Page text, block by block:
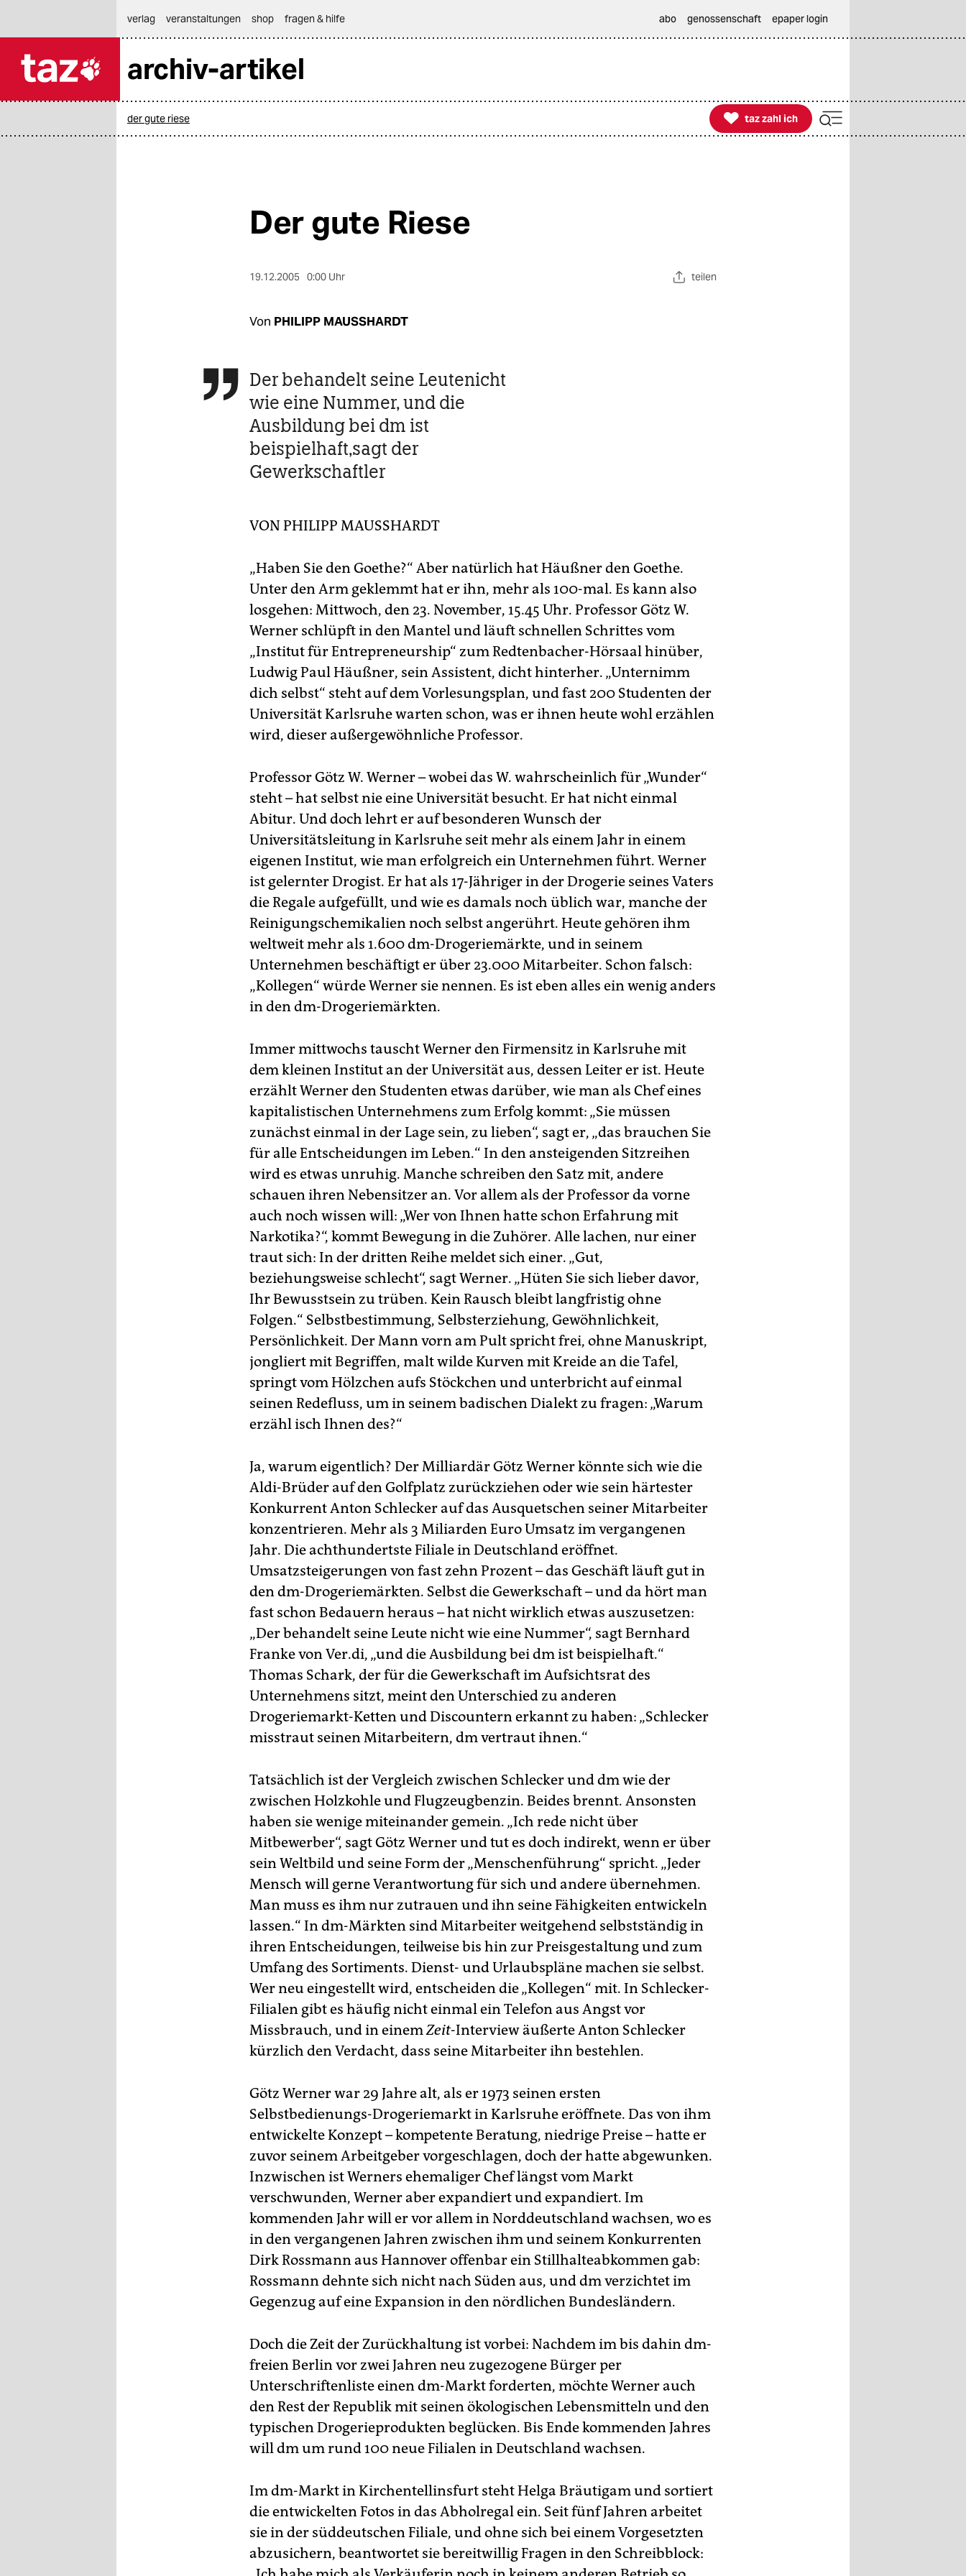
themen
verlag
veranstaltungen shop fragen & hilfe abo genossenschaft epaper login
archiv-artikel
der gute riese 
taz zahl ich
taz zahl ich
Der gute Riese
19.12.2005 0:00 Uhr teilen
Von PHILIPP MAUSSHARDT
 Der behandelt seine Leutenicht
wie eine Nummer, und die
Ausbildung bei dm ist
beispielhaft,sagt der
Gewerkschaftler
VON PHILIPP MAUSSHARDT
„Haben Sie den Goethe?“ Aber natürlich hat Häußner den Goethe.
Unter den Arm geklemmt hat er ihn, mehr als 100-mal. Es kann also
losgehen: Mittwoch, den 23. November, 15.45 Uhr. Professor Götz W.
Werner schlüpft in den Mantel und läuft schnellen Schrittes vom
„Institut für Entrepreneurship“ zum Redtenbacher-Hörsaal hinüber,
Ludwig Paul Häußner, sein Assistent, dicht hinterher. „Unternimm
dich selbst“ steht auf dem Vorlesungsplan, und fast 200 Studenten der
Universität Karlsruhe warten schon, was er ihnen heute wohl erzählen
wird, dieser außergewöhnliche Professor.
Professor Götz W. Werner – wobei das W. wahrscheinlich für „Wunder“
steht – hat selbst nie eine Universität besucht. Er hat nicht einmal
Abitur. Und doch lehrt er auf besonderen Wunsch der
Universitätsleitung in Karlsruhe seit mehr als einem Jahr in einem
eigenen Institut, wie man erfolgreich ein Unternehmen führt. Werner
ist gelernter Drogist. Er hat als 17-Jähriger in der Drogerie seines Vaters
die Regale aufgefüllt, und wie es damals noch üblich war, manche der
Reinigungschemikalien noch selbst angerührt. Heute gehören ihm
weltweit mehr als 1.600 dm-Drogeriemärkte, und in seinem
Unternehmen beschäftigt er über 23.000 Mitarbeiter. Schon falsch:
„Kollegen“ würde Werner sie nennen. Es ist eben alles ein wenig anders
in den dm-Drogeriemärkten.
Immer mittwochs tauscht Werner den Firmensitz in Karlsruhe mit
dem kleinen Institut an der Universität aus, dessen Leiter er ist. Heute
erzählt Werner den Studenten etwas darüber, wie man als Chef eines
kapitalistischen Unternehmens zum Erfolg kommt: „Sie müssen
zunächst einmal in der Lage sein, zu lieben“, sagt er, „das brauchen Sie
für alle Entscheidungen im Leben.“ In den ansteigenden Sitzreihen
wird es etwas unruhig. Manche schreiben den Satz mit, andere
schauen ihren Nebensitzer an. Vor allem als der Professor da vorne
auch noch wissen will: „Wer von Ihnen hatte schon Erfahrung mit
Narkotika?“, kommt Bewegung in die Zuhörer. Alle lachen, nur einer
traut sich: In der dritten Reihe meldet sich einer. „Gut,
beziehungsweise schlecht“, sagt Werner. „Hüten Sie sich lieber davor,
Ihr Bewusstsein zu trüben. Kein Rausch bleibt langfristig ohne
Folgen.“ Selbstbestimmung, Selbsterziehung, Gewöhnlichkeit,
Persönlichkeit. Der Mann vorn am Pult spricht frei, ohne Manuskript,
jongliert mit Begriffen, malt wilde Kurven mit Kreide an die Tafel,
springt vom Hölzchen aufs Stöckchen und unterbricht auf einmal
seinen Redefluss, um in seinem badischen Dialekt zu fragen: „Warum
erzähl isch Ihnen des?“
Ja, warum eigentlich? Der Milliardär Götz Werner könnte sich wie die
Aldi-Brüder auf den Golfplatz zurückziehen oder wie sein härtester
Konkurrent Anton Schlecker auf das Ausquetschen seiner Mitarbeiter
konzentrieren. Mehr als 3 Miliarden Euro Umsatz im vergangenen
Jahr. Die achthundertste Filiale in Deutschland eröffnet.
Umsatzsteigerungen von fast zehn Prozent – das Geschäft läuft gut in
den dm-Drogeriemärkten. Selbst die Gewerkschaft – und da hört man
fast schon Bedauern heraus – hat nicht wirklich etwas auszusetzen:
„Der behandelt seine Leute nicht wie eine Nummer“, sagt Bernhard
Franke von Ver.di, „und die Ausbildung bei dm ist beispielhaft.“
Thomas Schark, der für die Gewerkschaft im Aufsichtsrat des
Unternehmens sitzt, meint den Unterschied zu anderen
Drogeriemarkt-Ketten und Discountern erkannt zu haben: „Schlecker
misstraut seinen Mitarbeitern, dm vertraut ihnen.“
Tatsächlich ist der Vergleich zwischen Schlecker und dm wie der
zwischen Holzkohle und Flugzeugbenzin. Beides brennt. Ansonsten
haben sie wenige miteinander gemein. „Ich rede nicht über
Mitbewerber“, sagt Götz Werner und tut es doch indirekt, wenn er über
sein Weltbild und seine Form der „Menschenführung“ spricht. „Jeder
Mensch will gerne Verantwortung für sich und andere übernehmen.
Man muss es ihm nur zutrauen und ihn seine Fähigkeiten entwickeln
lassen.“ In dm-Märkten sind Mitarbeiter weitgehend selbstständig in
ihren Entscheidungen, teilweise bis hin zur Preisgestaltung und zum
Umfang des Sortiments. Dienst- und Urlaubspläne machen sie selbst.
Wer neu eingestellt wird, entscheiden die „Kollegen“ mit. In Schlecker-
Filialen gibt es häufig nicht einmal ein Telefon aus Angst vor
Missbrauch, und in einemZeit-Interview äußerte Anton Schlecker
kürzlich den Verdacht, dass seine Mitarbeiter ihn bestehlen.
Götz Werner war 29 Jahre alt, als er 1973 seinen ersten
Selbstbedienungs-Drogeriemarkt in Karlsruhe eröffnete. Das von ihm
entwickelte Konzept – kompetente Beratung, niedrige Preise – hatte er
zuvor seinem Arbeitgeber vorgeschlagen, doch der hatte abgewunken.
Inzwischen ist Werners ehemaliger Chef längst vom Markt
verschwunden, Werner aber expandiert und expandiert. Im
kommenden Jahr will er vor allem in Norddeutschland wachsen, wo es
in den vergangenen Jahren zwischen ihm und seinem Konkurrenten
Dirk Rossmann aus Hannover offenbar ein Stillhalteabkommen gab:
Rossmann dehnte sich nicht nach Süden aus, und dm verzichtet im
Gegenzug auf eine Expansion in den nördlichen Bundesländern.
Doch die Zeit der Zurückhaltung ist vorbei: Nachdem im bis dahin dm-
freien Berlin vor zwei Jahren neu zugezogene Bürger per
Unterschriftenliste einen dm-Markt forderten, möchte Werner auch
den Rest der Republik mit seinen ökologischen Lebensmitteln und den
typischen Drogerieprodukten beglücken. Bis Ende kommenden Jahres
will dm um rund 100 neue Filialen in Deutschland wachsen.
Im dm-Markt in Kirchentellinsfurt steht Helga Bräutigam und sortiert
die entwickelten Fotos in das Abholregal ein. Seit fünf Jahren arbeitet
sie in der süddeutschen Filiale, und ohne sich bei einem Vorgesetzten
abzusichern, beantwortet sie bereitwillig Fragen in den Schreibblock: